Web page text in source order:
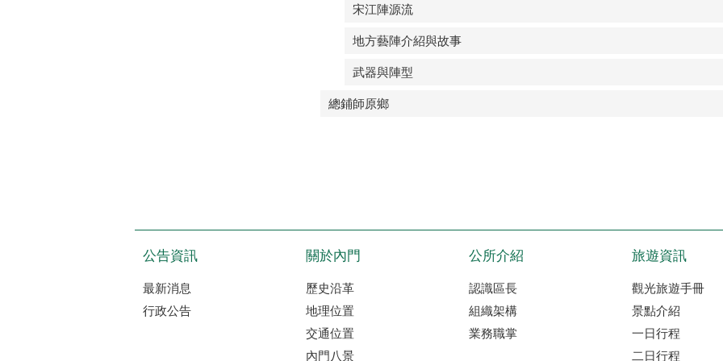
宋江陣源流
地方藝陣介紹與故事
武器與陣型
總鋪師原鄉
公告資訊
最新消息
行政公告
關於內門
歷史沿革
地理位置
交通位置
內門八景
公所介紹
認識區長
組織架構
業務職掌
旅遊資訊
觀光旅遊手冊
景點介紹
一日行程
二日行程